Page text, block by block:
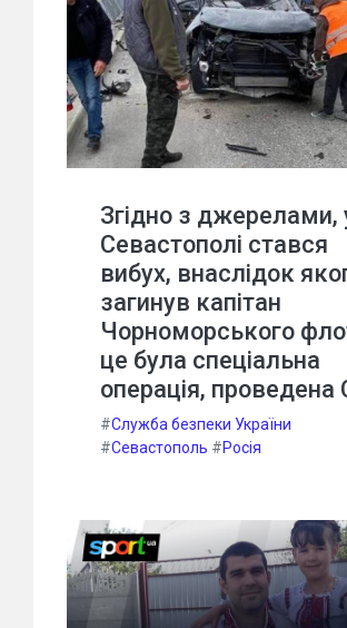
Згідно з джерелами,
Севастополі стався
вибух, внаслідок
загинув капітан
Чорноморського
це була спеціальна
операція, проведена
#Служба безпеки України
#Севастополь #Росія